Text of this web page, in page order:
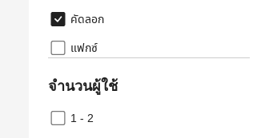
คัดลอก
แฟกซ์
จำนวนผู้ใช้
1 - 2